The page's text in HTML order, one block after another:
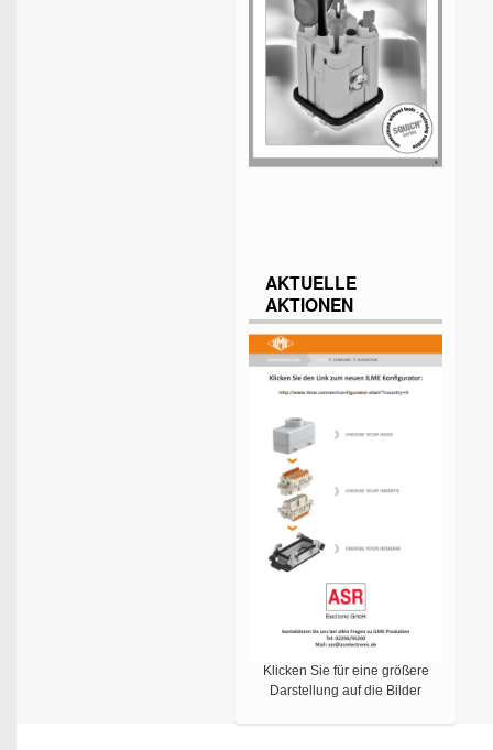
AKTUELLE
AKTIONEN
Klicken Sie für eine größere
Darstellung auf die Bilder